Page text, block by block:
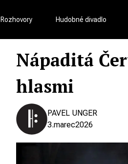
Rozhovory Hudobné divadlo
Nápaditá
hlasmi
PAVEL UNGER
3.marec2026